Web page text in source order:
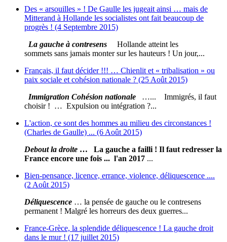
Des « arsouilles » ! De Gaulle les jugeait ainsi … mais de
Mitterand à Hollande les socialistes ont fait beaucoup de
progrès ! (4 Septembre 2015)
La gauche à contresens Hollande atteint les
sommets sans jamais monter sur les hauteurs ! Un jour,...
Français, il faut décider !!! … Chienlit et « tribalisation » ou
paix sociale et cohésion nationale ? (25 Août 2015)
Immigration Cohésion nationale …... Immigrés, il faut
choisir ! … Expulsion ou intégration ?...
L'action, ce sont des hommes au milieu des circonstances !
(Charles de Gaulle) ... (6 Août 2015)
Debout la droite … La gauche a failli ! Il faut redresser la
France encore une fois ... l'an 2017 ...
Bien-pensance, licence, errance, violence, déliquescence ....
(2 Août 2015)
Déliquescence … la pensée de gauche ou le contresens
permanent ! Malgré les horreurs des deux guerres...
France-Grèce, la splendide déliquescence ! La gauche droit
dans le mur ! (17 juillet 2015)